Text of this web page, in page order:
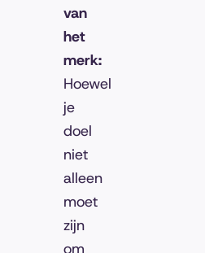
van
het
merk:
Hoewel
je
doel
niet
alleen
moet
zijn
om